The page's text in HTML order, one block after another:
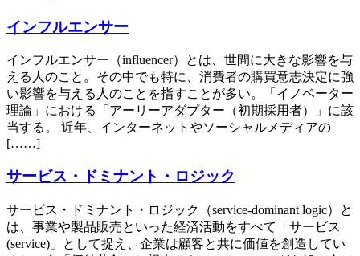
インフルエンサー
インフルエンサー（influencer）とは、世間に大きな影響を与
える人のこと。その中でも特に、消費者の購買意志決定に強
い影響を与える人のことを指すことが多い。「イノベーター
理論」における「アーリーアダプター（初期採用者）」に該
当する。 近年、インターネットやソーシャルメディアの
[……]
サービス・ドミナント・ロジック
サービス・ドミナント・ロジック（service-dominant logic）と
は、事業や製品販売といった経済活動をすべて「サービス
(service)」として捉え、企業は顧客と共に価値を創造してい